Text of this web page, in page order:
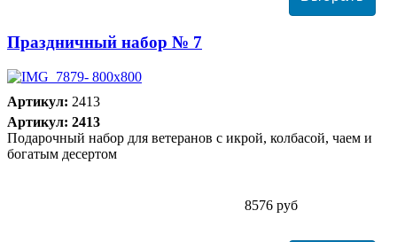
Праздничный набор № 7
Артикул: 2413
Артикул: 2413
Подарочный набор для ветеранов с икрой, колбасой, чаем и
богатым десертом
8576 руб